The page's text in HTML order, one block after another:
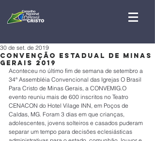
Convenção Estadual de Minas
Gerais 2019
30 de set. de 2019
Aconteceu no último fim de semana de setembro a
34ª Assembléia Convencional das Igrejas O Brasil
Para Cristo de Minas Gerais, a CONVEMIG.O
evento reuniu mais de 600 inscritos no Teatro
CENACON do Hotel Vilage INN, em Poços de
Caldas, MG. Foram 3 dias em que crianças,
adolescentes, jovens solteiros e casados puderam
separar um tempo para decisões eclesiásticas